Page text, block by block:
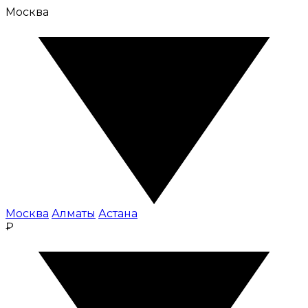
Москва
Москва Алматы Астана
₽